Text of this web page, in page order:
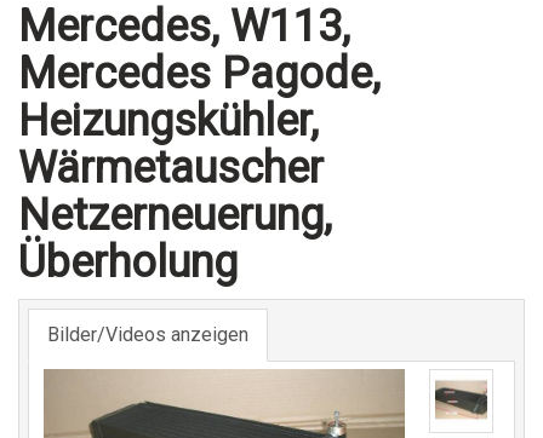
Mercedes, W113,
Mercedes Pagode,
Heizungskühler,
Wärmetauscher
Netzerneuerung,
Überholung
Bilder/Videos anzeigen